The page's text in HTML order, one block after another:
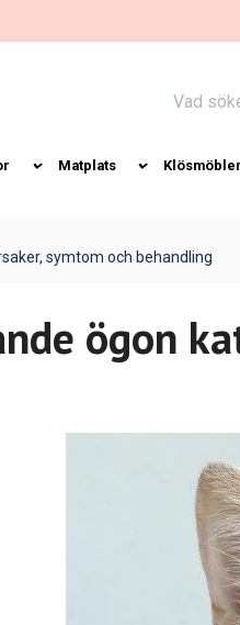
Matplats Klösmöbler
symtom och behandling
ögon